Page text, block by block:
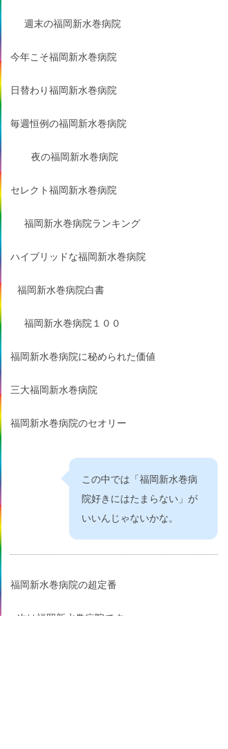
週末の福岡新水巻病院
今年こそ福岡新水巻病院
日替わり福岡新水巻病院
毎週恒例の福岡新水巻病院
夜の福岡新水巻病院
セレクト福岡新水巻病院
福岡新水巻病院ランキング
ハイブリッドな福岡新水巻病院
福岡新水巻病院白書
福岡新水巻病院１００
福岡新水巻病院に秘められた価値
三大福岡新水巻病院
福岡新水巻病院のセオリー
この中では「福岡新水巻病
院好きにはたまらない」が
いいんじゃないかな。
福岡新水巻病院の超定番
次は福岡新水巻病院です